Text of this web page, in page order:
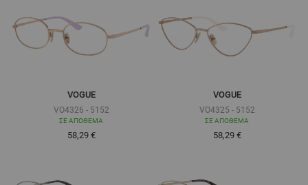
VOGUE
VO4326 - 5152
ΣΕ ΑΠΌΘΕΜΑ
Τόσο χαμηλά όσο
58,29 €
VOGUE
VO4325 - 5152
ΣΕ ΑΠΌΘΕΜΑ
Τόσο χαμηλά όσο
58,29 €